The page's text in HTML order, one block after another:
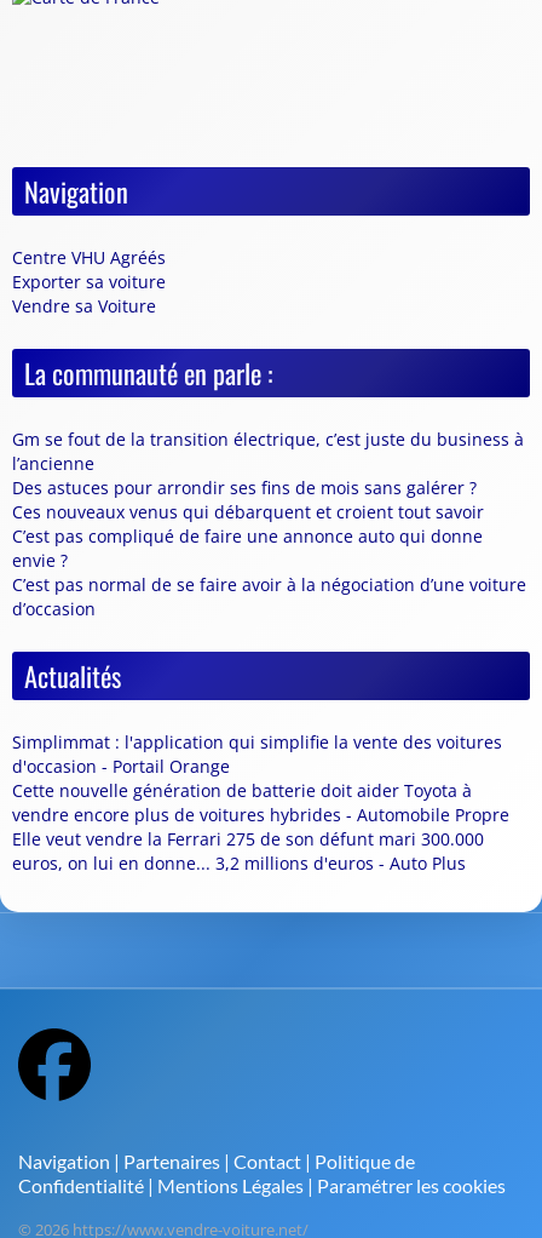
Navigation
Centre VHU Agréés
Exporter sa voiture
Vendre sa Voiture
La communauté en parle :
Gm se fout de la transition électrique, c’est juste du business à
l’ancienne
Des astuces pour arrondir ses fins de mois sans galérer ?
Ces nouveaux venus qui débarquent et croient tout savoir
C’est pas compliqué de faire une annonce auto qui donne
envie ?
C’est pas normal de se faire avoir à la négociation d’une voiture
d’occasion
Actualités
Simplimmat : l'application qui simplifie la vente des voitures
d'occasion - Portail Orange
Cette nouvelle génération de batterie doit aider Toyota à
vendre encore plus de voitures hybrides - Automobile Propre
Elle veut vendre la Ferrari 275 de son défunt mari 300.000
euros, on lui en donne... 3,2 millions d'euros - Auto Plus
Navigation | Partenaires | Contact | Politique de
Confidentialité | Mentions Légales | Paramétrer les cookies
© 2026 https://www.vendre-voiture.net/